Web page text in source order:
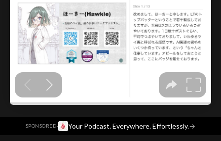
SPONSORED· Your Podcast. Everywhere. Effortlessly.→